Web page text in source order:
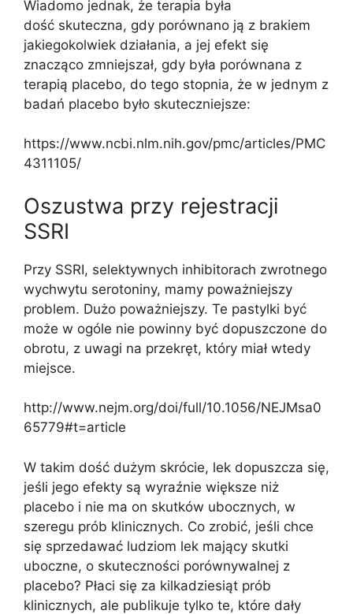
Wiadomo jednak, że terapia była
dość skuteczna, gdy porównano ją z brakiem
jakiegokolwiek działania, a jej efekt się
znacząco zmniejszał, gdy była porównana z
terapią placebo, do tego stopnia, że w jednym z
badań placebo było skuteczniejsze:
https://www.ncbi.nlm.nih.gov/pmc/articles/PMC
4311105/
Oszustwa przy rejestracji
SSRI
Przy SSRI, selektywnych inhibitorach zwrotnego
wychwytu serotoniny, mamy poważniejszy
problem. Dużo poważniejszy. Te pastylki być
może w ogóle nie powinny być dopuszczone do
obrotu, z uwagi na przekręt, który miał wtedy
miejsce.
http://www.nejm.org/doi/full/10.1056/NEJMsa0
65779#t=article
W takim dość dużym skrócie, lek dopuszcza się,
jeśli jego efekty są wyraźnie większe niż
placebo i nie ma on skutków ubocznych, w
szeregu prób klinicznych. Co zrobić, jeśli chce
się sprzedawać ludziom lek mający skutki
uboczne, o skuteczności porównywalnej z
placebo? Płaci się za kilkadziesiąt prób
klinicznych, ale publikuje tylko te, które dały